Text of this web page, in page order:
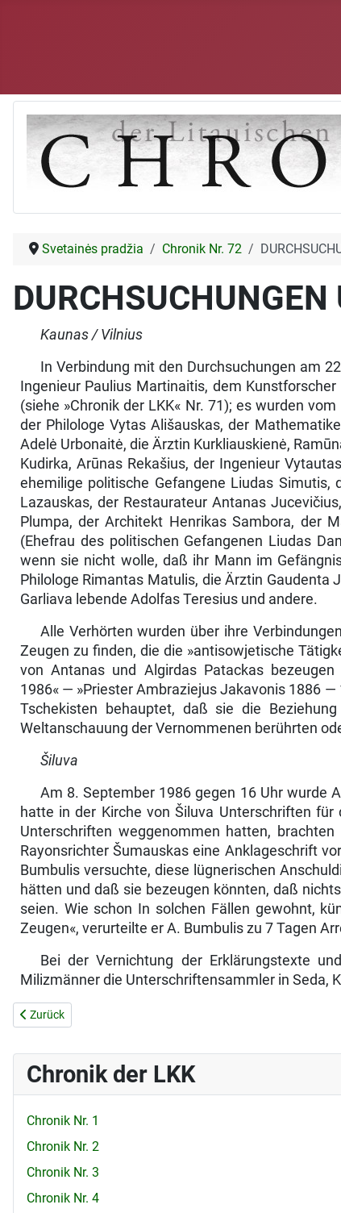
Svetainės pradžia Chronik Nr. 72
DURCHSUCHUNGEN
Kaunas / Vilnius
In Verbindung mit den Durchsuchungen am
Ingenieur Paulius Martinaitis, dem
(siehe »Chronik der LKK« Nr. 71); es wurden
der Philologe Vytas Ališauskas, der
Adelė Urbonaitė, die Ärztin Kurkliauskienė,
Ku­dirka, Arūnas Rekašius, der Ingenieur
ehemilige politische Gefangene Liudas
Lazauskas, der Restaurateur Antanas
Plumpa, der Architekt Henrikas Sambora, der
(Ehefrau des politischen Gefangenen Liudas
wenn sie nicht wolle, daß ihr Mann im
Philologe Rimantas Matulis, die Ärztin
Garliava lebende Adolfas Teresius und andere.
Alle Verhörten wurden über ihre
Zeugen zu finden, die die »antisowjetische
von Antanas und Algirdas Patackas
1986« — »Priester Ambraziejus Jakavonis 1886
Tschekisten behauptet, daß sie die
Weltanschauung der Vernommenen berührten
Šiluva
Am 8. September 1986 gegen 16 Uhr wurde
hatte in der Kirche von Šiluva Unterschriften
Unterschriften weggenommen hatten,
Rayonsrichter Šumauskas eine Anklage­schrift
Bumbulis versuchte, diese lügnerischen
hätten und daß sie bezeugen könnten, daß
seien. Wie schon In solchen Fällen gewohnt,
Zeugen«, verurteilte er A. Bumbulis zu 7 Tagen
Bei der Vernichtung der Erklärungstexte
Milizmänner die Unterschriftensammler in Seda,
Vorheriger Beitrag: DIE PRIESTER WERDEN WIEDER
Zurück
Chronik der LKK
Chronik Nr. 1
Chronik Nr. 2
Chronik Nr. 3
Chronik Nr. 4